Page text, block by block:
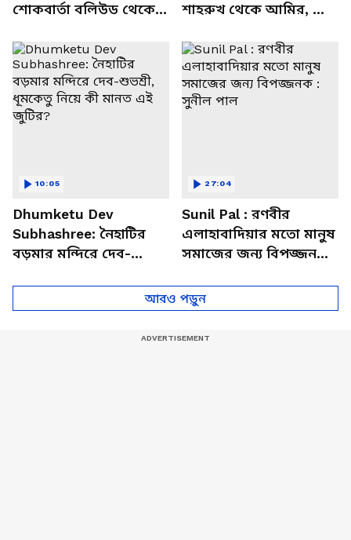
শোকবার্তা বলিউড থেকে
শাহরুখ থেকে আমির, কী
Dhumketu Dev
Subhashree: নৈহাটির
বড়মার মন্দিরে দেব-
10:05
Sunil Pal : রণবীর
এলাহাবাদিয়ার মতো মানুষ
সমাজের জন্য বিপজ্জনক :
27:04
আরও পড়ুন